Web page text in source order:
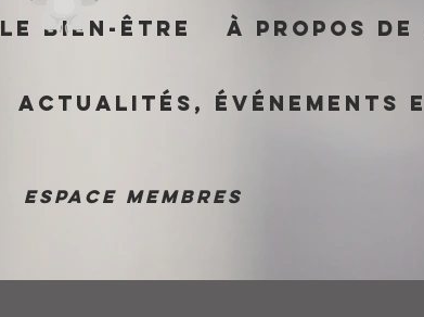
Le Bien-être À propos de
Actualités,
Espace membres